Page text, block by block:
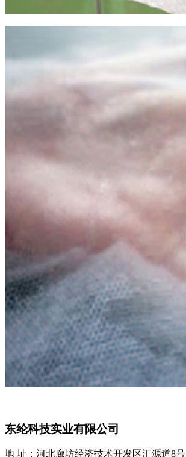
东纶科技实业有限公司
地 址：河北廊坊经济技术开发区汇源道8号